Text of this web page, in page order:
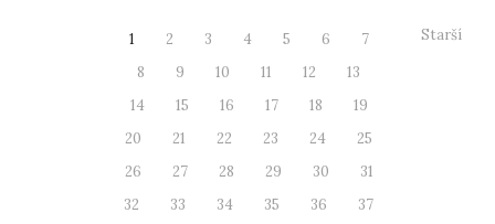
1 2 3 4 5 6
7
8
9 10 11 12
13
14
15 16 17 18
19
20
21 22 23 24
25
26
27 28 29 30
31
32
33 34 35 36
37
Starší